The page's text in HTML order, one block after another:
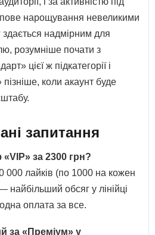
нарощування невеликими
надмірним для
розумніше почати з
цієї ж підкатегорії і
коли акаунт буде
запитання
за 2300 грн?
000 лайків (по 1000 на кожен
найбільший обсяг у лінійці
оплата за все.
за «Преміум» у